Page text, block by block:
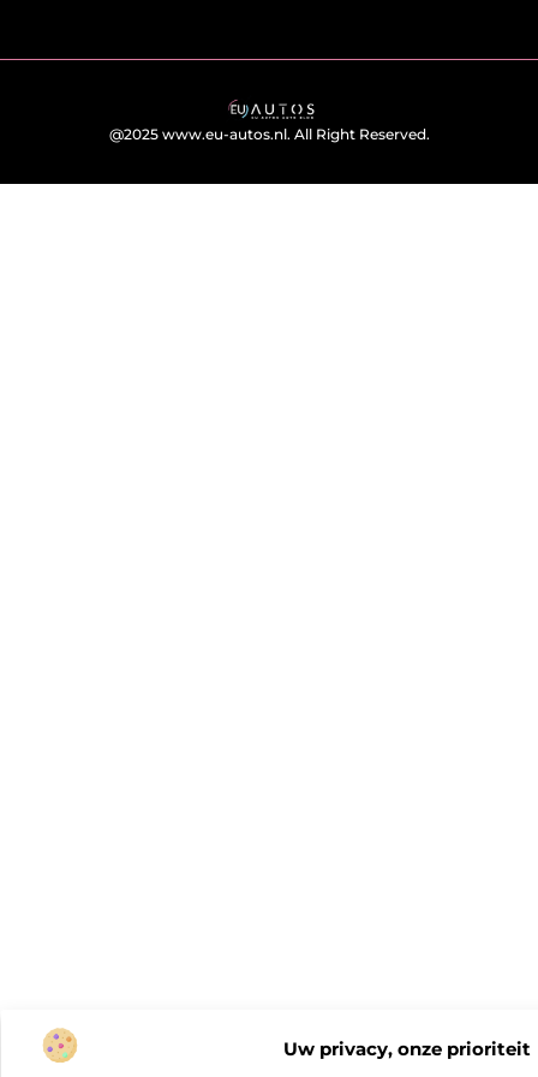
Uw privacy, onze prioriteit
@2025 www.eu-autos.nl. All Right Reserved.